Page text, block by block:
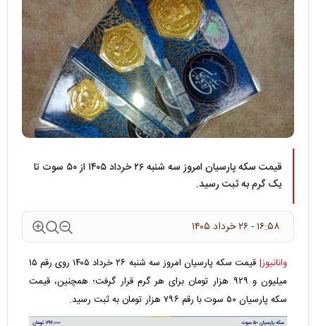
قیمت سکه پارسیان امروز سه شنبه ۲۶ خرداد ۱۴۰۵ از ۵۰ سوت تا
یک گرم به ثبت رسید.
۱۶:۵۸ - ۲۶ خرداد ۱۴۰۵
وانانیوز|
قیمت سکه پارسیان امروز سه شنبه ۲۶ خرداد ۱۴۰۵ روی رقم ۱۵
میلیون و ۹۲۹ هزار تومان برای هر گرم قرار گرفت؛ همچنین، قیمت
سکه پارسیان ۵۰ سوت با رقم ۷۹۶ هزار تومان به ثبت رسید.